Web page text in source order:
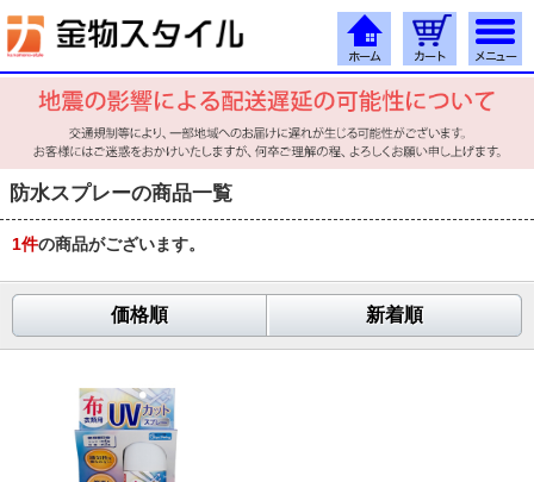
防水スプレーの商品一覧
1件の商品がございます。
価格順 新着順